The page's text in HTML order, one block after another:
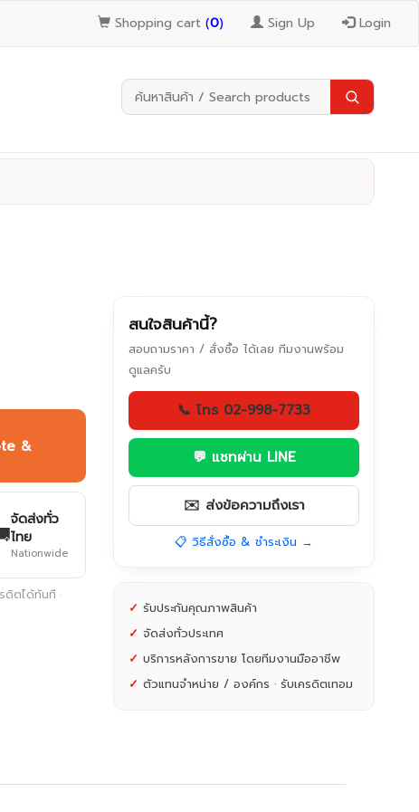
Shopping cart (0) Sign Up Login
&
จัดส่งทั่ว
ไทย
Nationwide
ดิตได้ทันที ·
สนใจสินค้านี้?
สอบถามราคา / สั่งซื้อ ได้เลย ทีมงานพร้อม
ดูแลครับ
📞 โทร 02-998-7733
💬 แชทผ่าน LINE
✉️ ส่งข้อความถึงเรา
📋 วิธีสั่งซื้อ & ชำระเงิน →
✓ รับประกันคุณภาพสินค้า
✓ จัดส่งทั่วประเทศ
✓ บริการหลังการขาย โดยทีมงานมืออาชีพ
✓ ตัวแทนจำหน่าย / องค์กร · รับเครดิตเทอม